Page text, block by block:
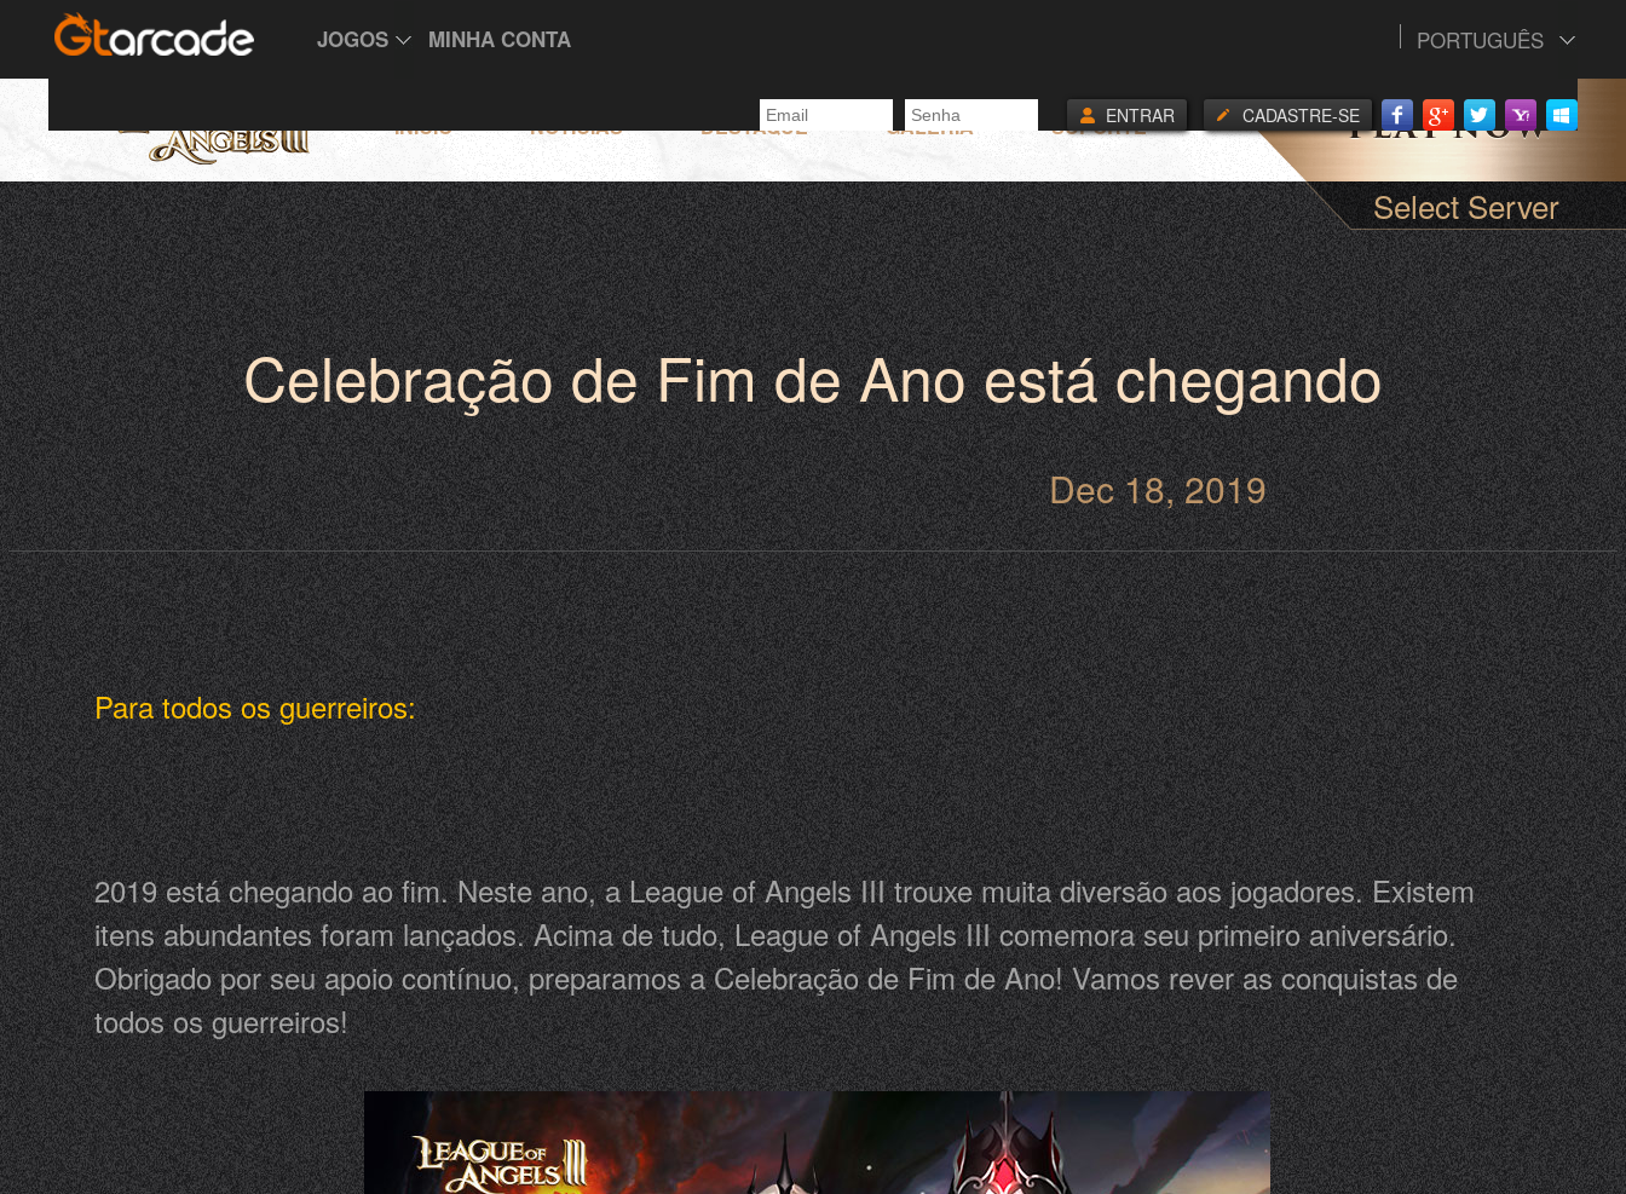
JOGOS MINHA CONTA PORTUGUÊS
CADASTRE-SE
ENTRAR
INÍCIO NOTÍCIAS DESTAQUE GALERIA SUPORTE
Select Server
Celebração de Fim de Ano está chegando
Dec 18, 2019
Para todos os guerreiros:
2019 está chegando ao fim. Neste ano, a League of Angels III trouxe muita diversão aos jogadores. Existem
itens abundantes foram lançados. Acima de tudo, League of Angels III comemora seu primeiro aniversário.
Obrigado por seu apoio contínuo, preparamos a Celebração de Fim de Ano! Vamos rever as conquistas de
todos os guerreiros!